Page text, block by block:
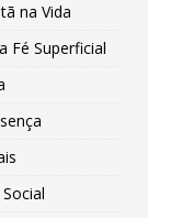
na Vida
Fé Superficial